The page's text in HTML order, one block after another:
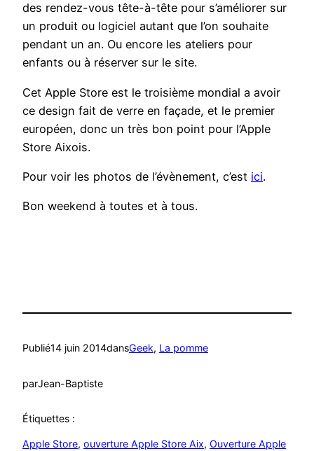
des rendez-vous tête-à-tête pour s’améliorer sur
un produit ou logiciel autant que l’on souhaite
pendant un an. Ou encore les ateliers pour
enfants ou à réserver sur le site.
Cet Apple Store est le troisième mondial a avoir
ce design fait de verre en façade, et le premier
européen, donc un très bon point pour l’Apple
Store Aixois.
Pour voir les photos de l’évènement, c’est ici.
Bon weekend à toutes et à tous.
Publié14 juin 2014dansGeek, La pomme
parJean-Baptiste
Étiquettes :
Apple Store, ouverture Apple Store Aix, Ouverture Apple